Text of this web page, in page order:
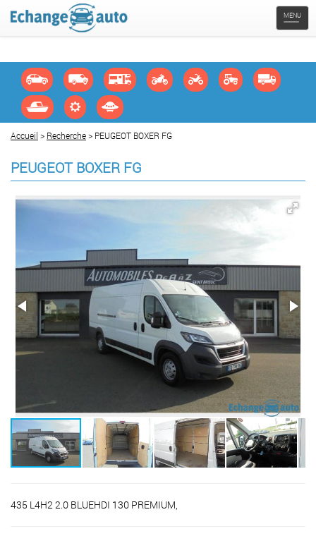
MENU
Accueil > Recherche> PEUGEOT BOXER FG
PEUGEOT BOXER FG
435 L4H2 2.0 BLUEHDI 130 PREMIUM,